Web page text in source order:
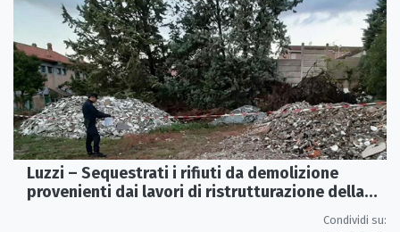
Luzzi – Sequestrati i rifiuti da demolizione
provenienti dai lavori di ristrutturazione della
Condividi su: